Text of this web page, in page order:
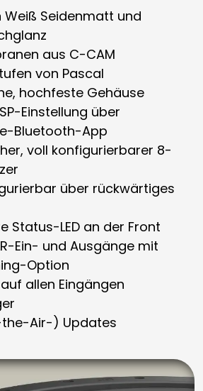
Seidenmatt und
aus C-CAM
von Pascal
hochfeste Gehäuse
Einstellung über
Bluetooth-App
voll konfigurierbarer 8-
über rückwärtiges
Status-LED an der Front
Ein- und Ausgänge mit
Option
allen Eingängen
Air-) Updates